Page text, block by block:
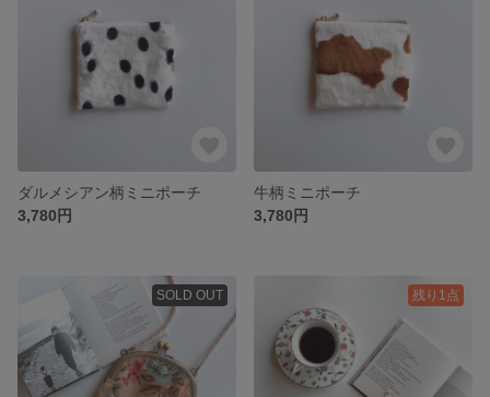
ダルメシアン柄ミニポーチ
3,780円
牛柄ミニポーチ
3,780円
SOLD OUT 残り1点